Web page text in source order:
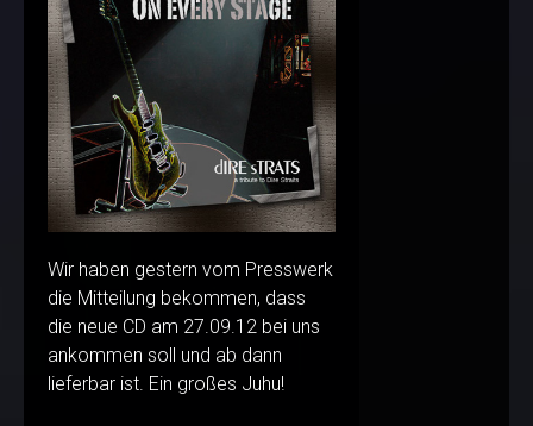
Wir haben gestern vom Presswerk
die Mitteilung bekommen, dass
die neue CD am 27.09.12 bei uns
ankommen soll und ab dann
lieferbar ist. Ein großes Juhu!